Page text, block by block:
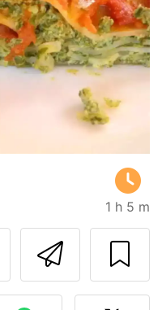
1 h 5 m
Imprimer
une
de